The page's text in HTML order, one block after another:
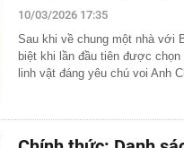
10/03/2026 17:35
Sau khi về chung một nhà với
biệt khi lần đầu tiên được chọn
linh vật đáng yêu chú voi Anh